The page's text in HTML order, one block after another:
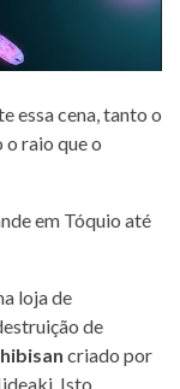
essa cena, tanto o
raio que o
em Tóquio até
loja de
de
criado por
Isto